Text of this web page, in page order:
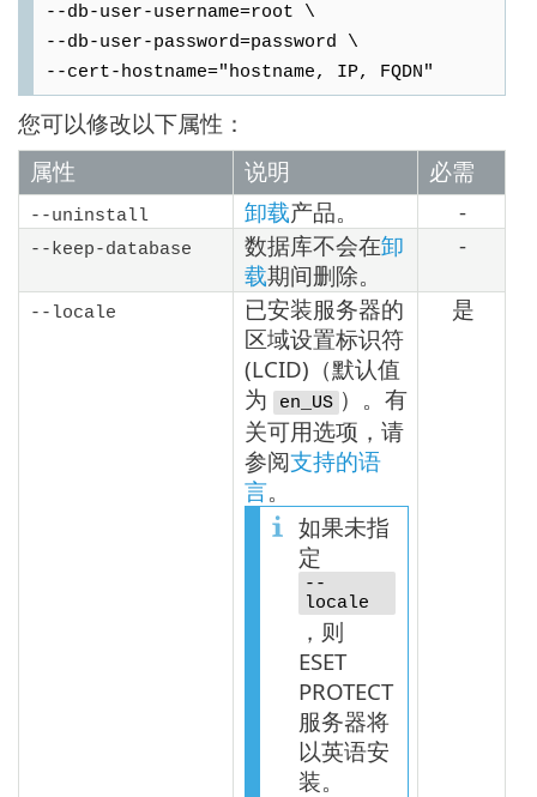
--db-user-username=root \
--db-user-password=password \
--cert-hostname="hostname, IP, FQDN"
您可以修改以下属性：
属性
说明 必需
--uninstall 卸载产品。 -
--keep-database 数据库不会在卸
载期间删除。
-
--locale
已安装服务器的
区域设置标识符
(LCID)（默认值
为
en_US ）。有
关可用选项，请
参阅支持的语
言。
如果未指
定
--
locale
，则
ESET
PROTECT
服务器将
以英语安
装。
是